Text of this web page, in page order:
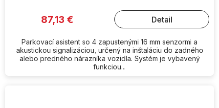
87,13 € Detail
Parkovací asistent so 4 zapustenými 16 mm senzormi a
akustickou signalizáciou, určený na inštaláciu do zadného
alebo predného nárazníka vozidla. Systém je vybavený
funkciou...